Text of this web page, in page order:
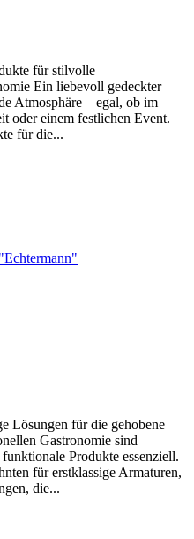
für stilvolle
Ein liebevoll gedeckter
Atmosphäre – egal, ob im
oder einem festlichen Event.
für die...
Lösungen für die gehobene
Gastronomie sind
Produkte essenziell.
für erstklassige Armaturen,
die...